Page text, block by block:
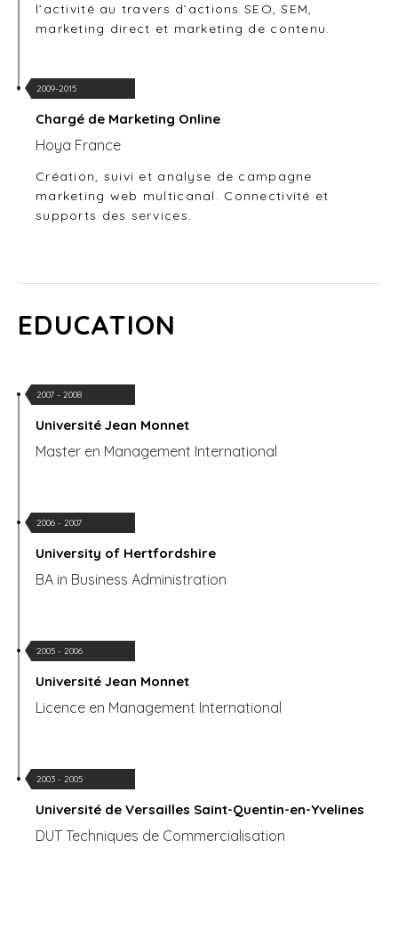
l’activité au travers d’actions SEO, SEM,
marketing direct et marketing de contenu.
2009-2015
Chargé de Marketing Online
Hoya France
Création, suivi et analyse de campagne
marketing web multicanal. Connectivité et
supports des services.
EDUCATION
2007 - 2008
Université Jean Monnet
Master en Management International
2006 - 2007
University of Hertfordshire
BA in Business Administration
2005 - 2006
Université Jean Monnet
Licence en Management International
2003 - 2005
Université de Versailles Saint-Quentin-en-Yvelines
DUT Techniques de Commercialisation